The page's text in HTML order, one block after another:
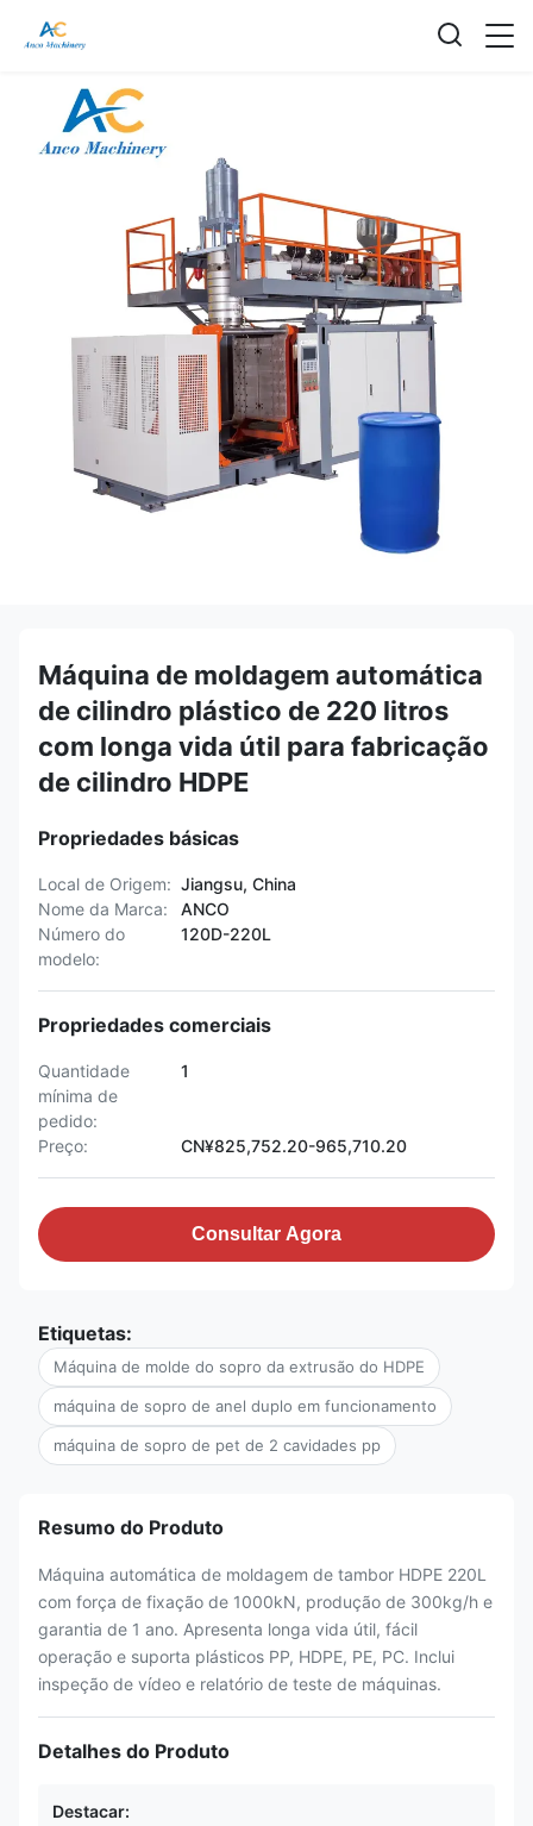
Máquina de moldagem automática
de cilindro plástico de 220 litros
com longa vida útil para fabricação
de cilindro HDPE
Propriedades básicas
Local de Origem: Jiangsu, China
Nome da Marca:
ANCO
Número do
modelo:
120D-220L
Propriedades comerciais
Quantidade
mínima de
pedido:
1
Preço: CN¥825,752.20-965,710.20
Consultar Agora
Etiquetas:
Máquina de molde do sopro da extrusão do HDPE
máquina de sopro de anel duplo em funcionamento
máquina de sopro de pet de 2 cavidades pp
Resumo do Produto
Máquina automática de moldagem de tambor HDPE 220L
com força de fixação de 1000kN, produção de 300kg/h e
garantia de 1 ano. Apresenta longa vida útil, fácil
operação e suporta plásticos PP, HDPE, PE, PC. Inclui
inspeção de vídeo e relatório de teste de máquinas.
Detalhes do Produto
Destacar: